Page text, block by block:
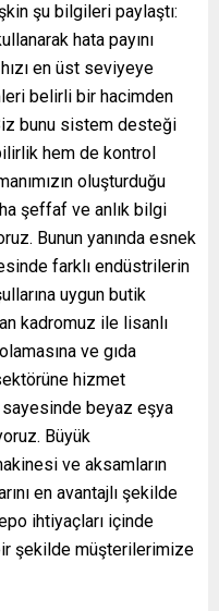
şu bilgileri paylaştı:
hata payını
en üst seviyeye
belirli bir hacimden
bunu sistem desteği
hem de kontrol
oluşturduğu
şeffaf ve anlık bilgi
Bunun yanında esnek
farklı endüstrilerin
uygun butik
kadromuz ile lisanlı
ve gıda
hizmet
sayesinde beyaz eşya
Büyük
ve aksamların
en avantajlı şekilde
ihtiyaçları içinde
şekilde müşterilerimize